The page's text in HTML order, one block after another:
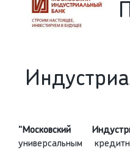
"Московский
универсальным